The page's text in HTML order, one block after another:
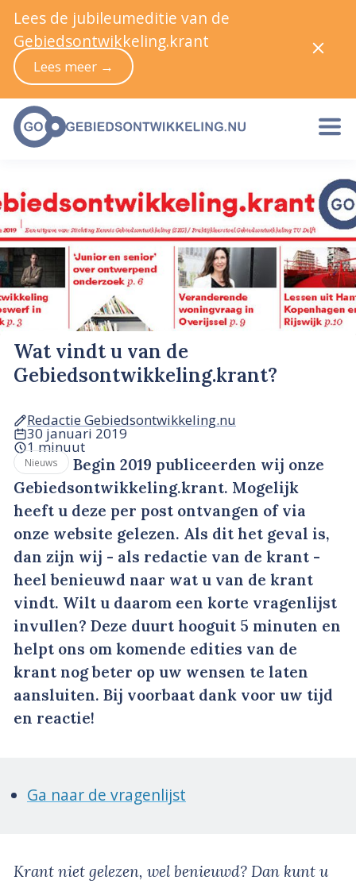
Wat vindt u van de
Gebiedsontwikkeling.krant?
Redactie Gebiedsontwikkeling.nu
30 januari 2019
1 minuut
Nieuws
Begin 2019 publiceerden wij onze
Gebiedsontwikkeling.krant. Mogelijk
heeft u deze per post ontvangen of via
onze website gelezen. Als dit het geval is,
dan zijn wij - als redactie van de krant -
heel benieuwd naar wat u van de krant
vindt. Wilt u daarom een korte vragenlijst
invullen? Deze duurt hooguit 5 minuten en
helpt ons om komende edities van de
krant nog beter op uw wensen te laten
aansluiten. Bij voorbaat dank voor uw tijd
en reactie!
Ga naar de vragenlijst
Krant niet gelezen, wel benieuwd? Dan kunt u
Lees de jubileumeditie van de
Gebiedsontwikkeling.krant
Lees meer →